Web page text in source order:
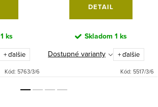
1 ks
+ ďalšie
Kód: 5763/3/6
DETAIL
Skladom 1 ks
Dostupné varianty + ďalšie
Kód: 5517/3/6